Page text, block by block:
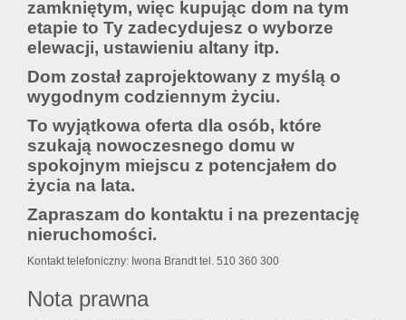
zamkniętym, więc kupując dom na tym
etapie to Ty zadecydujesz o wyborze
elewacji, ustawieniu altany itp.
Dom został zaprojektowany z myślą o
wygodnym codziennym życiu.
To wyjątkowa oferta dla osób, które
szukają nowoczesnego domu w
spokojnym miejscu z potencjałem do
życia na lata.
Zapraszam do kontaktu i na prezentację
nieruchomości.
Kontakt telefoniczny: Iwona Brandt tel. 510 360 300
Nota prawna